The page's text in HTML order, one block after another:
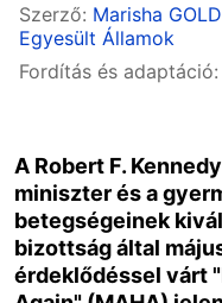
Szerző: Marisha
Egyesült Államok
Fordítás és adaptáció:
A Robert F.
miniszter és a
betegségeinek
bizottság által
érdeklődéssel várt